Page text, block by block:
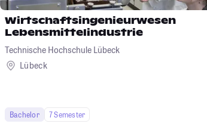
Wirtschaftsingenieurwesen
Lebensmittelindustrie
Technische Hochschule Lübeck
Lübeck
Bachelor 7 Semester